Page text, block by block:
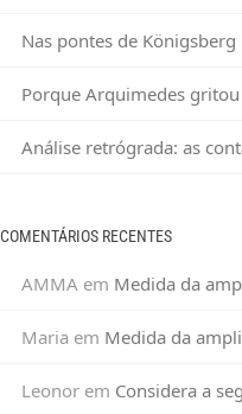
Nas pontes de
Porque Arquimedes gritou
Análise retrógrada: as
COMENTÁRIOS RECENTES
AMMA em Medida da
Maria em Medida da
Leonor em Considera a